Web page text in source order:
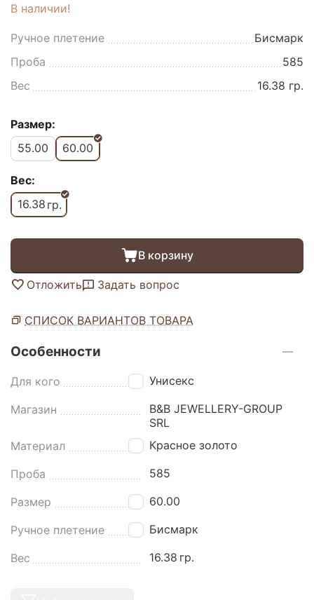
В наличии!
Ручное плетение
Бисмарк
Проба
585
Вес
16.38 гр.
Размер:
55.00
60.00
Вес:
16.38 гр.
В корзину
Отложить Задать вопрос
СПИСОК ВАРИАНТОВ ТОВАРА
Особенности
Для кого Унисекс
Магазин
B&B JEWELLERY-GROUP
SRL
Материал
Красное золото
Проба 585
Размер 60.00
Ручное плетение Бисмарк
Вес 16.38 гр.